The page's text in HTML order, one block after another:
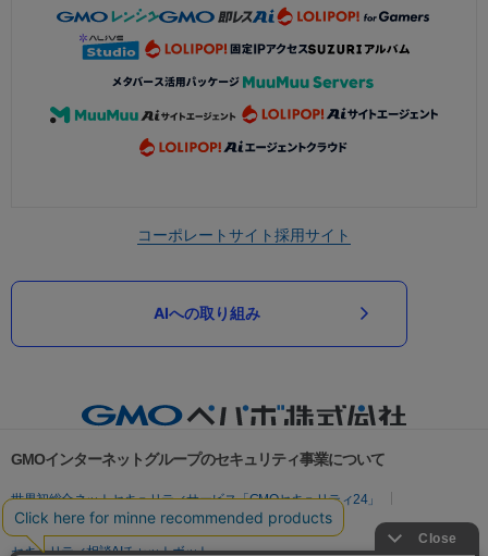
コーポレートサイト採用サイト
AIへの取り組み
GMOインターネットグループのセキュリティ事業について
世界初総合ネットセキュリティサービス「GMOセキュリティ24」
パスワード漏洩診断
Webサイトリスク診断
セキュリティ相談AIチャットボット